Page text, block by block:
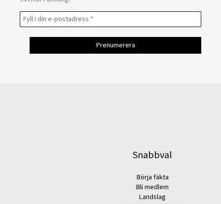
Snabbval
Börja fäkta
Bli medlem
Landslag